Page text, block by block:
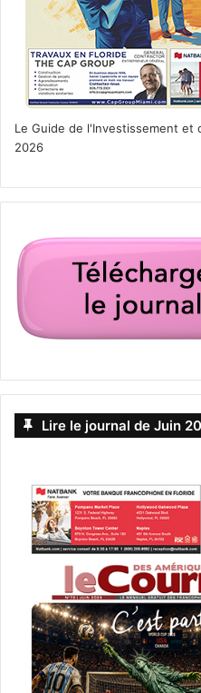
Le Guide de l'Investissement et
2026
Lire le journal de Juin